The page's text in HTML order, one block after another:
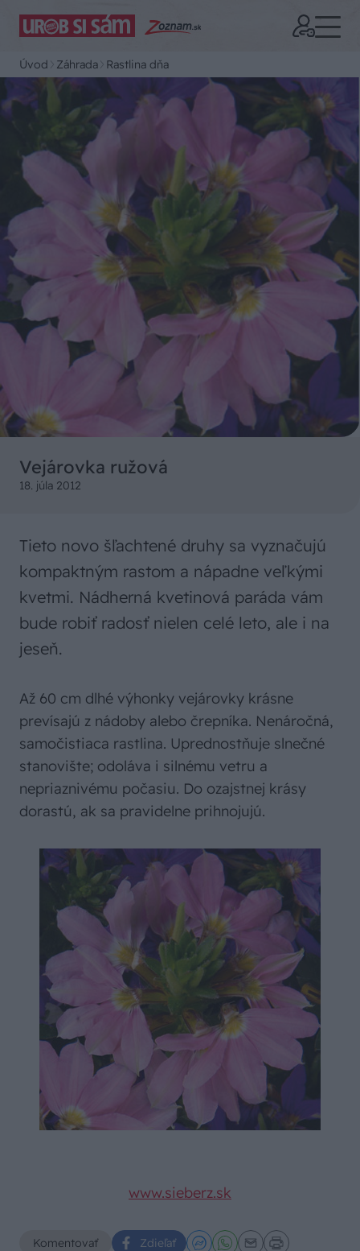
Úvod Záhrada Rastlina dňa
Vejárovka ružová
18. júla 2012
Tieto novo šľachtené druhy sa vyznačujú
kompaktným rastom a nápadne veľkými
kvetmi. Nádherná kvetinová paráda vám
bude robiť radosť nielen celé leto, ale i na
jeseň.
Až 60 cm dlhé výhonky vejárovky krásne
prevísajú z nádoby alebo črepníka. Nenáročná,
samočistiaca rastlina. Uprednostňuje slnečné
stanovište; odoláva i silnému vetru a
nepriaznivému počasiu. Do ozajstnej krásy
dorastú, ak sa pravidelne prihnojujú.
www.sieberz.sk
Komentovať Zdieľať